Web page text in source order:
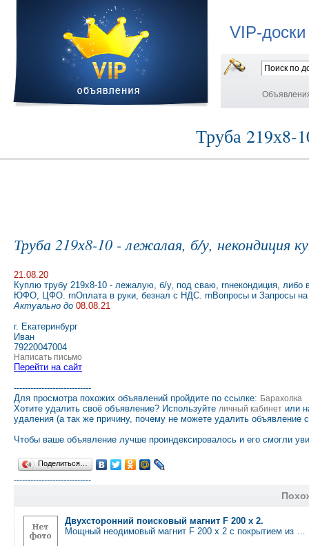
VIP-
Труба 219х8-
Труба 219х8-10 - лежалая, б/у, некондиция
21.08.20
Куплю трубу 219х8-10 - лежалую, б/у, под сваю, rnнекондиция,
ЮФО, ЦФО. rnОплата в руки, безнал с НДС. rnВопросы и Запросы на
Актуально до 08.08.21
г. Екатеринбург
Иван
79220047004
Написать письмо
Перейти на сайт
----------------------------
Для просмотра похожих объявлений пройдите по ссылке: Барахолка
Хотите удалить своё объявление? Используйте личный кабинет или
удаления (а так же причину, почему не можете удалить объявление
Чтобы ваше объявление лучше проиндексировалось и его смогли
Поделиться…
----------------------------
Двухсторонний поисковый магнит F 200 х 2.
Мощный неодимовый магнит F 200 х 2 с покрытием из …